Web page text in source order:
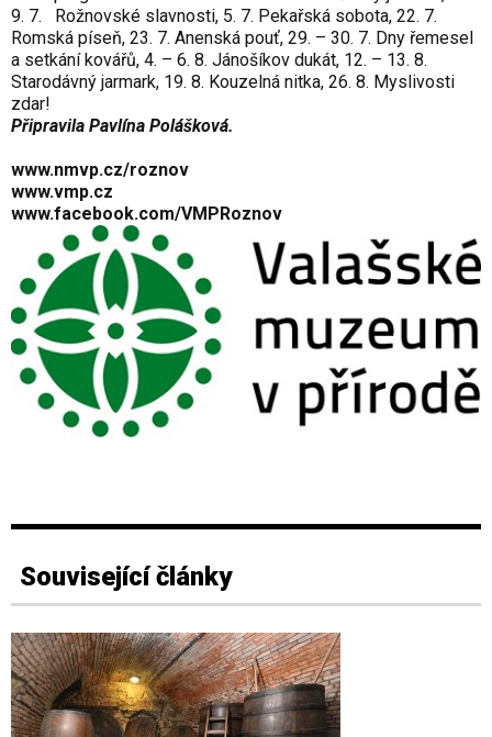
9. 7. Rožnovské slavnosti, 5. 7. Pekařská sobota, 22. 7.
Romská píseň, 23. 7. Anenská pouť, 29. – 30. 7. Dny řemesel
a setkání kovářů, 4. – 6. 8. Jánošíkov dukát, 12. – 13. 8.
Starodávný jarmark, 19. 8. Kouzelná nitka, 26. 8. Myslivosti
zdar!
Připravila Pavlína Polášková.
www.nmvp.cz/roznov
www.vmp.cz
www.facebook.com/VMPRoznov
Související články